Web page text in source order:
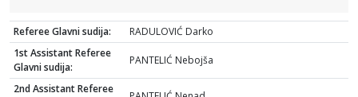
Referee Glavni sudija:
RADULOVIĆ Darko
1st Assistant Referee
Glavni sudija:
PANTELIĆ Nebojša
2nd Assistant Referee